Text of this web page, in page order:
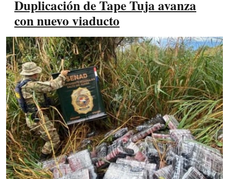
Duplicación de Tape Tuja avanza
con nuevo viaducto